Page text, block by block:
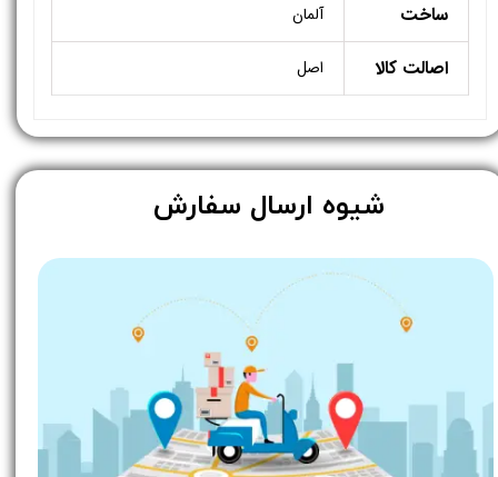
ساخت آلمان
اصالت کالا اصل
​شیوه ارسال سفارش